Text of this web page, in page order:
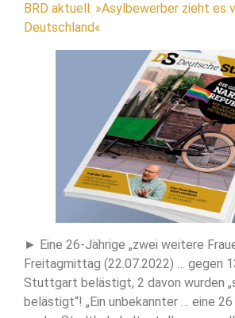
BRD aktuell: »Asylbewerber zieht es
Deutschland«
► Eine 26-Jährige „zwei weitere
Freitagmittag (22.07.2022) … gegen
Stuttgart belästigt, 2 davon wurden
belästigt“! „Ein unbekannter … eine